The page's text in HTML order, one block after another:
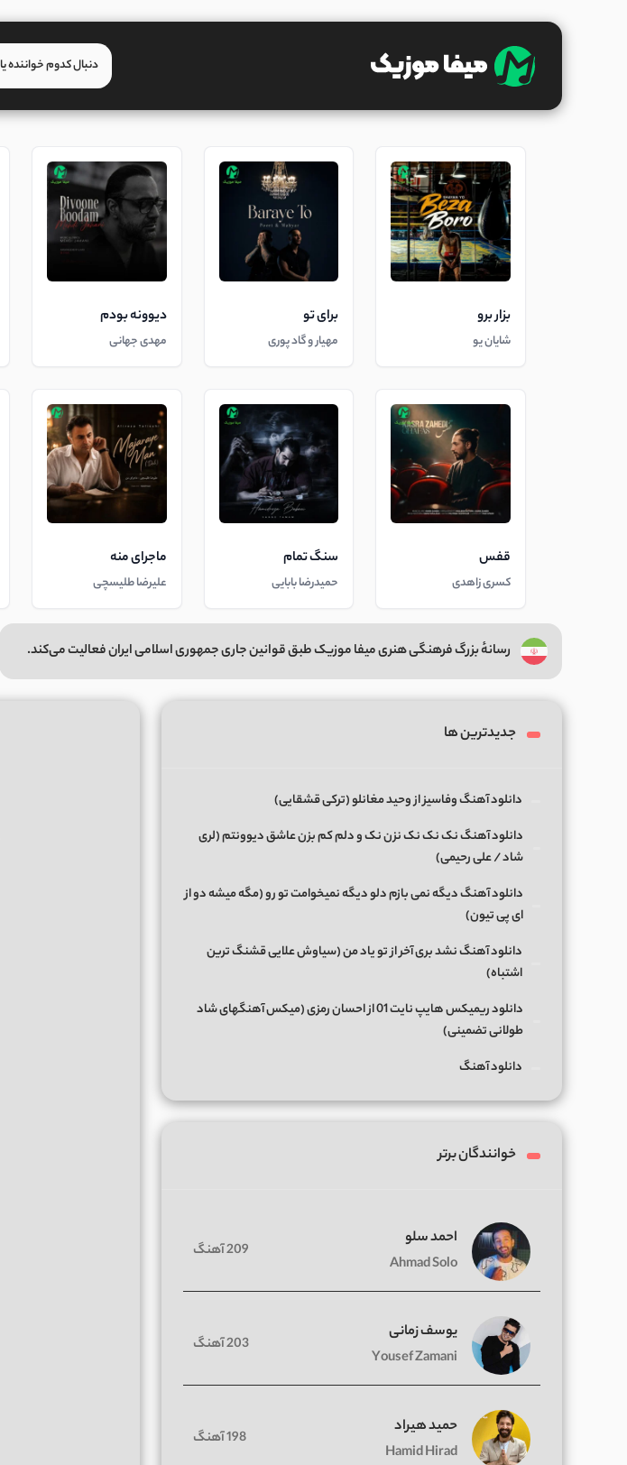
بزار برو
شایان یو
برای تو
مهیار و گاد پوری
دیوونه بودم
مهدی جهانی
قفس
کسری زاهدی
سنگ تمام
حمیدرضا بابایی
ماجرای منه
علیرضا طلیسچی
رسانهٔ بزرگ فرهنگی هنری میفا موزیک طبق قوانین جاری جمهوری اسلامی ایران فعالیت می‌کند.
جدیدترین ها
دانلود آهنگ وفاسیز از وحید مغانلو (ترکی قشقایی)
دانلود آهنگ نک نک نک نزن نک و دلم کم بزن عاشق دیوونتم (لری
شاد / علی رحیمی)
دانلود آهنگ دیگه نمی بازم دلو دیگه نمیخوامت تو رو (مگه میشه دو از
ای پی تیون)
دانلود آهنگ نشد بری آخر از تو یاد من (سیاوش علایی قشنگ ترین
اشتباه)
دانلود ریمیکس هایپ نایت 01 از احسان رمزی (میکس آهنگهای شاد
طولانی تضمینی)
دانلود آهنگ
خوانندگان برتر
احمد سلو
Ahmad Solo
209 آهنگ
یوسف زمانی
Yousef Zamani
203 آهنگ
حمید هیراد
Hamid Hirad
198 آهنگ